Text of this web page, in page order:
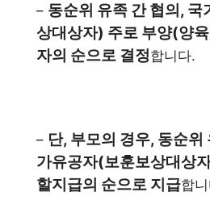
– 동순위 유족 간 협의,
상대상자) 주로 부양(양
자의 순으로 결정합니다.
– 단, 부모의 경우, 동순위
가유공자(보훈보상대상
할지급의 순으로 지급합